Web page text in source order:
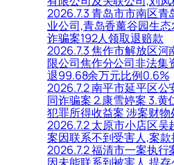
2026.7.3 青岛市市南区青
业公司,青岛香薰谷园生
诈骗案192人领取退赔款
2026.7.3 焦作市解放区河
限公司焦作分公司非法集
退99.68余万元比例0.6%
2026.7.2 南平市延平区公
同诈骗案 2.康雪婷案 3.
犯罪所得收益案 涉案财物
2026.7.2 太原市小店区吴
案因联系不到受害人,案
2026.7.2 福清市一案执